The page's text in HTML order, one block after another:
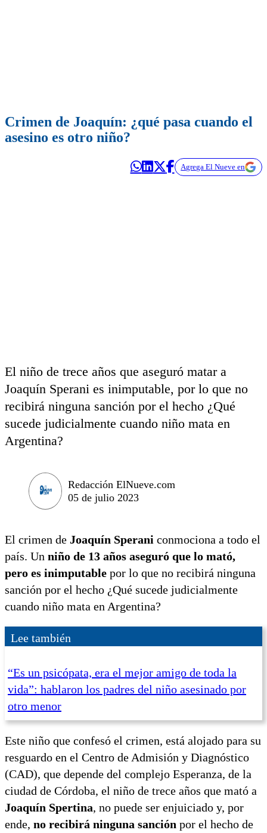
Crimen de Joaquín: ¿qué pasa cuando el
asesino es otro niño?
Agrega El Nueve en
El niño de trece años que aseguró matar a
Joaquín Sperani es inimputable, por lo que no
recibirá ninguna sanción por el hecho ¿Qué
sucede judicialmente cuando niño mata en
Argentina?
Redacción ElNueve.com
05 de julio 2023
El crimen de Joaquín Sperani conmociona a todo el
país. Un niño de 13 años aseguró que lo mató,
pero es inimputable por lo que no recibirá ninguna
sanción por el hecho ¿Qué sucede judicialmente
cuando niño mata en Argentina?
Lee también
“Es un psicópata, era el mejor amigo de toda la
vida”: hablaron los padres del niño asesinado por
otro menor
Este niño que confesó el crimen, está alojado para su
resguardo en el Centro de Admisión y Diagnóstico
(CAD), que depende del complejo Esperanza, de la
ciudad de Córdoba, el niño de trece años que mató a
Joaquín Spertina, no puede ser enjuiciado y, por
ende, no recibirá ninguna sanción por el hecho de